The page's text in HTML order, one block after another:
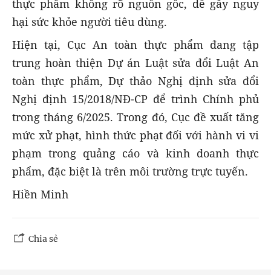
thực phẩm không rõ nguồn gốc, dễ gây nguy
hại sức khỏe người tiêu dùng.
Hiện tại, Cục An toàn thực phẩm đang tập
trung hoàn thiện Dự án Luật sửa đổi Luật An
toàn thực phẩm, Dự thảo Nghị định sửa đổi
Nghị định 15/2018/NĐ-CP để trình Chính phủ
trong tháng 6/2025. Trong đó, Cục đề xuất tăng
mức xử phạt, hình thức phạt đối với hành vi vi
phạm trong quảng cáo và kinh doanh thực
phẩm, đặc biệt là trên môi trường trực tuyến.
Hiền Minh
Chia sẻ